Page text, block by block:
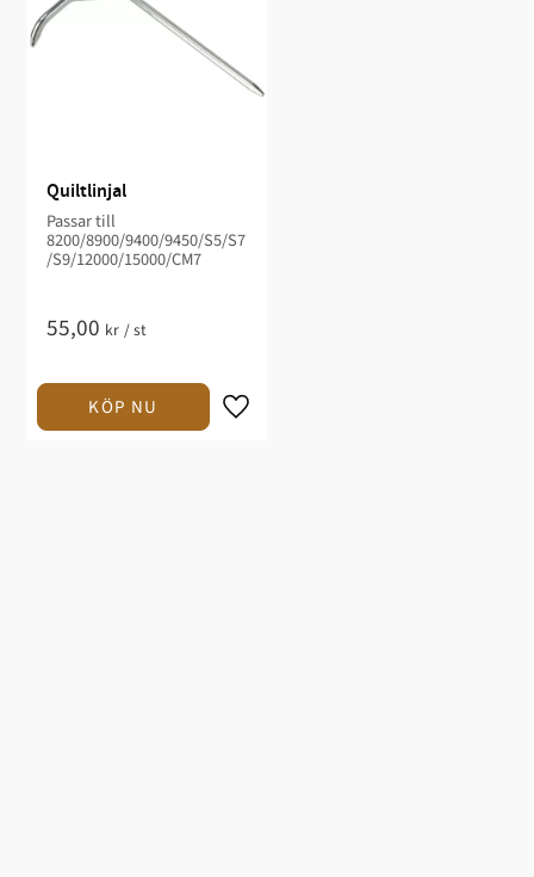
Quiltlinjal
Passar till
8200/8900/9400/9450/S5/S7
/S9/12000/15000/CM7
55,00 kr /st